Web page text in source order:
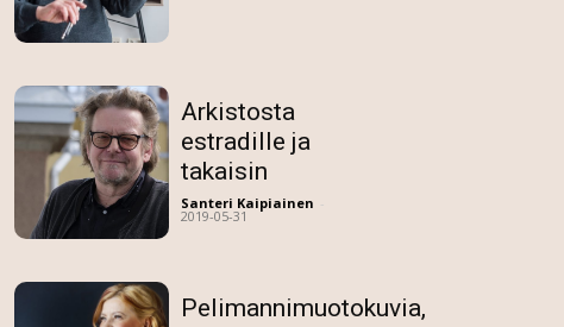
Arkistosta
estradille ja
takaisin
Santeri Kaipiainen -
2019-05-31
Pelimannimuotokuvia,